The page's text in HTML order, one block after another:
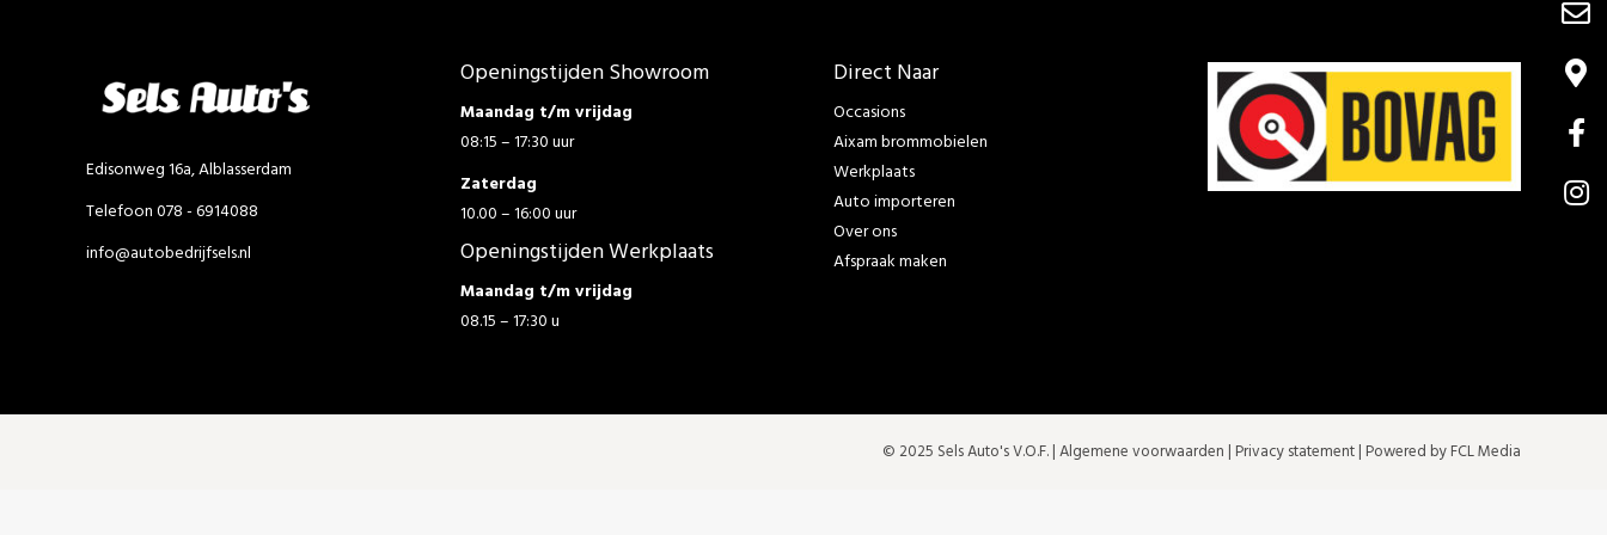
Edisonweg 16a, Alblasserdam
Telefoon 078 - 6914088
info@autobedrijfsels.nl
Openingstijden Showroom
Maandag t/m vrijdag
08:15 – 17:30 uur
Zaterdag
10.00 – 16:00 uur
Openingstijden Werkplaats
Maandag t/m vrijdag
08.15 – 17:30 u
Direct Naar
Occasions
Aixam brommobielen
Werkplaats
Auto importeren
Over ons
Afspraak maken
© 2025 Sels Auto's V.O.F. |Algemene voorwaarden | Privacy statement| Powered by FCL Media